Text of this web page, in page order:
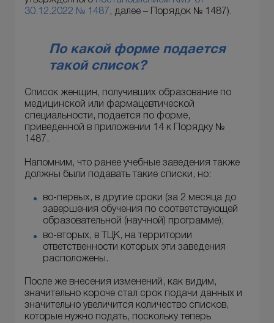
30.12.2022 № 1487 , далее – Порядок № 1487).
По какой форме подается
такой список?
Список женщин, получивших образование по
медицинской или фармацевтической
специальности, подается по форме,
приведенной в приложении 14 к Порядку №
1487.
Напомним, что ранее учебные заведения также
должны были подавать такие списки, но:
во-первых, в другие сроки (за 2 месяца до
завершения обучения по соответствующей
образовательной (научной) программе);
во-вторых, в ТЦК, на территории
ответственности которых эти заведения
расположены.
После же внесения изменений, как видим,
значительно короче стал срок подачи данных и
значительно увеличится количество списков,
которые нужно подать, поскольку теперь